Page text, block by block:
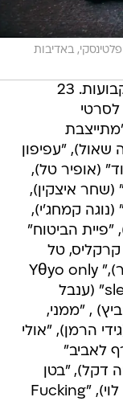
באדיבות
בפסטיבל ייערכו גם כל התחרויות הקבועות. 23
"עפיפון
(אופיר טל),
(שחר איצקין),
(נוגה קמחג'י),
"פיית הביטוח"
קרקליס, טל
קופרשטין), "מטריושקה" (אלמוג הלר)," Yθyo only
sleêps when riφe, But ηoT Alwayz" (ענבל
, "ממני,
הרמן), "אולי
לאביב"
דקל), "בטן
מלאה" (טל דוידוביץ'), "תישרף" (טל לוי), "Fucking